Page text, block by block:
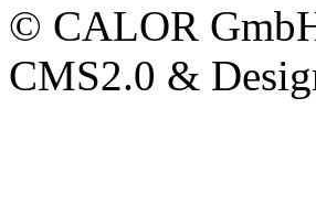
© CALOR
CMS2.0 &